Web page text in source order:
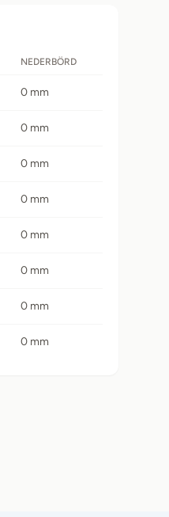
NEDERBÖRD
0 mm
0 mm
0 mm
0 mm
0 mm
0 mm
0 mm
0 mm